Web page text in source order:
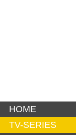
HOME
TV-SERIES